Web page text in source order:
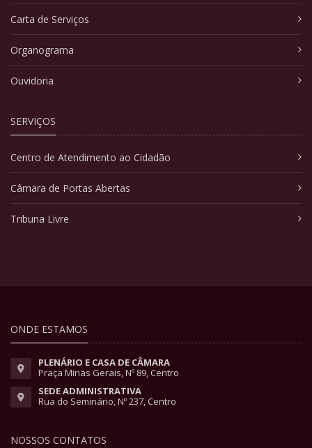
Carta de Serviços
Organograma
Ouvidoria
SERVIÇOS
Centro de Atendimento ao Cidadão
Câmara de Portas Abertas
Tribuna Livre
ONDE ESTAMOS
PLENÁRIO E CASA DE CÂMARA
Praça Minas Gerais, Nº 89, Centro
SEDE ADMINISTRATIVA
Rua do Seminário, Nº 237, Centro
NOSSOS CONTATOS